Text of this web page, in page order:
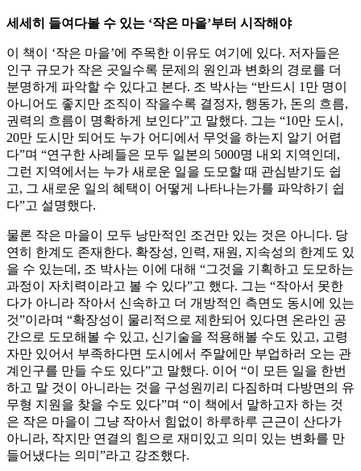
세세히 들여다볼 수 있는 ‘작은 마을’부터 시작해야
이 책이 ‘작은 마을’에 주목한 이유도 여기에 있다. 저자들은
인구 규모가 작은 곳일수록 문제의 원인과 변화의 경로를 더
분명하게 파악할 수 있다고 본다. 조 박사는 “반드시 1만 명이
아니어도 좋지만 조직이 작을수록 결정자, 행동가, 돈의 흐름,
권력의 흐름이 명확하게 보인다”고 말했다. 그는 “10만 도시,
20만 도시만 되어도 누가 어디에서 무엇을 하는지 알기 어렵
다”며 “연구한 사례들은 모두 일본의 5000명 내외 지역인데,
그런 지역에서는 누가 새로운 일을 도모할 때 관심받기도 쉽
고, 그 새로운 일의 혜택이 어떻게 나타나는가를 파악하기 쉽
다”고 설명했다.
물론 작은 마을이 모두 낭만적인 조건만 있는 것은 아니다. 당
연히 한계도 존재한다. 확장성, 인력, 재원, 지속성의 한계도 있
을 수 있는데, 조 박사는 이에 대해 “그것을 기획하고 도모하는
과정이 자치력이라고 볼 수 있다”고 했다. 그는 “작아서 못한
다가 아니라 작아서 신속하고 더 개방적인 측면도 동시에 있는
것”이라며 “확장성이 물리적으로 제한되어 있다면 온라인 공
간으로 도모해볼 수 있고, 신기술을 적용해볼 수도 있고, 고령
자만 있어서 부족하다면 도시에서 주말에만 부업하러 오는 관
계인구를 만들 수도 있다”고 말했다. 이어 “이 모든 일을 한번
하고 말 것이 아니라는 것을 구성원끼리 다짐하며 다방면의 유
무형 지원을 찾을 수도 있다”며 “이 책에서 말하고자 하는 것
은 작은 마을이 그냥 작아서 힘없이 하루하루 근근이 산다가
아니라, 작지만 연결의 힘으로 재미있고 의미 있는 변화를 만
들어냈다는 의미”라고 강조했다.